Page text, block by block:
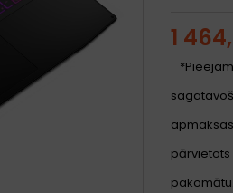
1
pārvietots
pakomātu.